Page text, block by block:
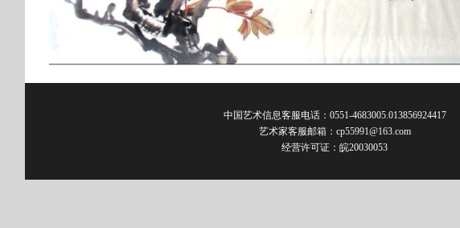
中国艺术信息客服电话：0551-4683005.013856924417
艺术家客服邮箱： cp55991@163.com
经营许可证：皖20030053